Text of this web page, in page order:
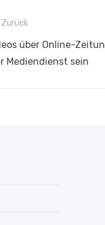
Zurück
über Online-
Mediendienst sein